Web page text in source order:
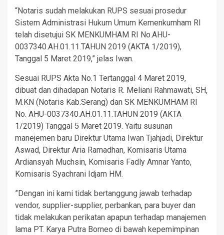
“Notaris sudah melakukan RUPS sesuai prosedur
Sistem Administrasi Hukum Umum Kemenkumham RI
telah disetujui SK MENKUMHAM RI No.AHU-
0037340.AH.01.11.TAHUN 2019 (AKTA 1/2019),
Tanggal 5 Maret 2019,” jelas Iwan.
Sesuai RUPS Akta No.1 Tertanggal 4 Maret 2019,
dibuat dan dihadapan Notaris R. Meliani Rahmawati, SH,
M.KN (Notaris Kab.Serang) dan SK MENKUMHAM RI
No. AHU-0037340.AH.01.11.TAHUN 2019 (AKTA
1/2019) Tanggal 5 Maret 2019. Yaitu susunan
manejemen baru Direktur Utama Iwan Tjahjadi, Direktur
Aswad, Direktur Aria Ramadhan, Komisaris Utama
Ardiansyah Muchsin, Komisaris Fadly Amnar Yanto,
Komisaris Syachrani Idjam HM.
”Dengan ini kami tidak bertanggung jawab terhadap
vendor, supplier-supplier, perbankan, para buyer dan
tidak melakukan perikatan apapun terhadap manajemen
lama PT. Karya Putra Borneo di bawah kepemimpinan